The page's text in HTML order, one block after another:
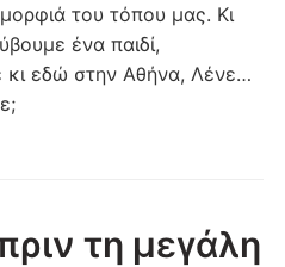
του τόπου μας. Κι
ένα παιδί,
εδώ στην Αθήνα, Λένε…
τη μεγάλη